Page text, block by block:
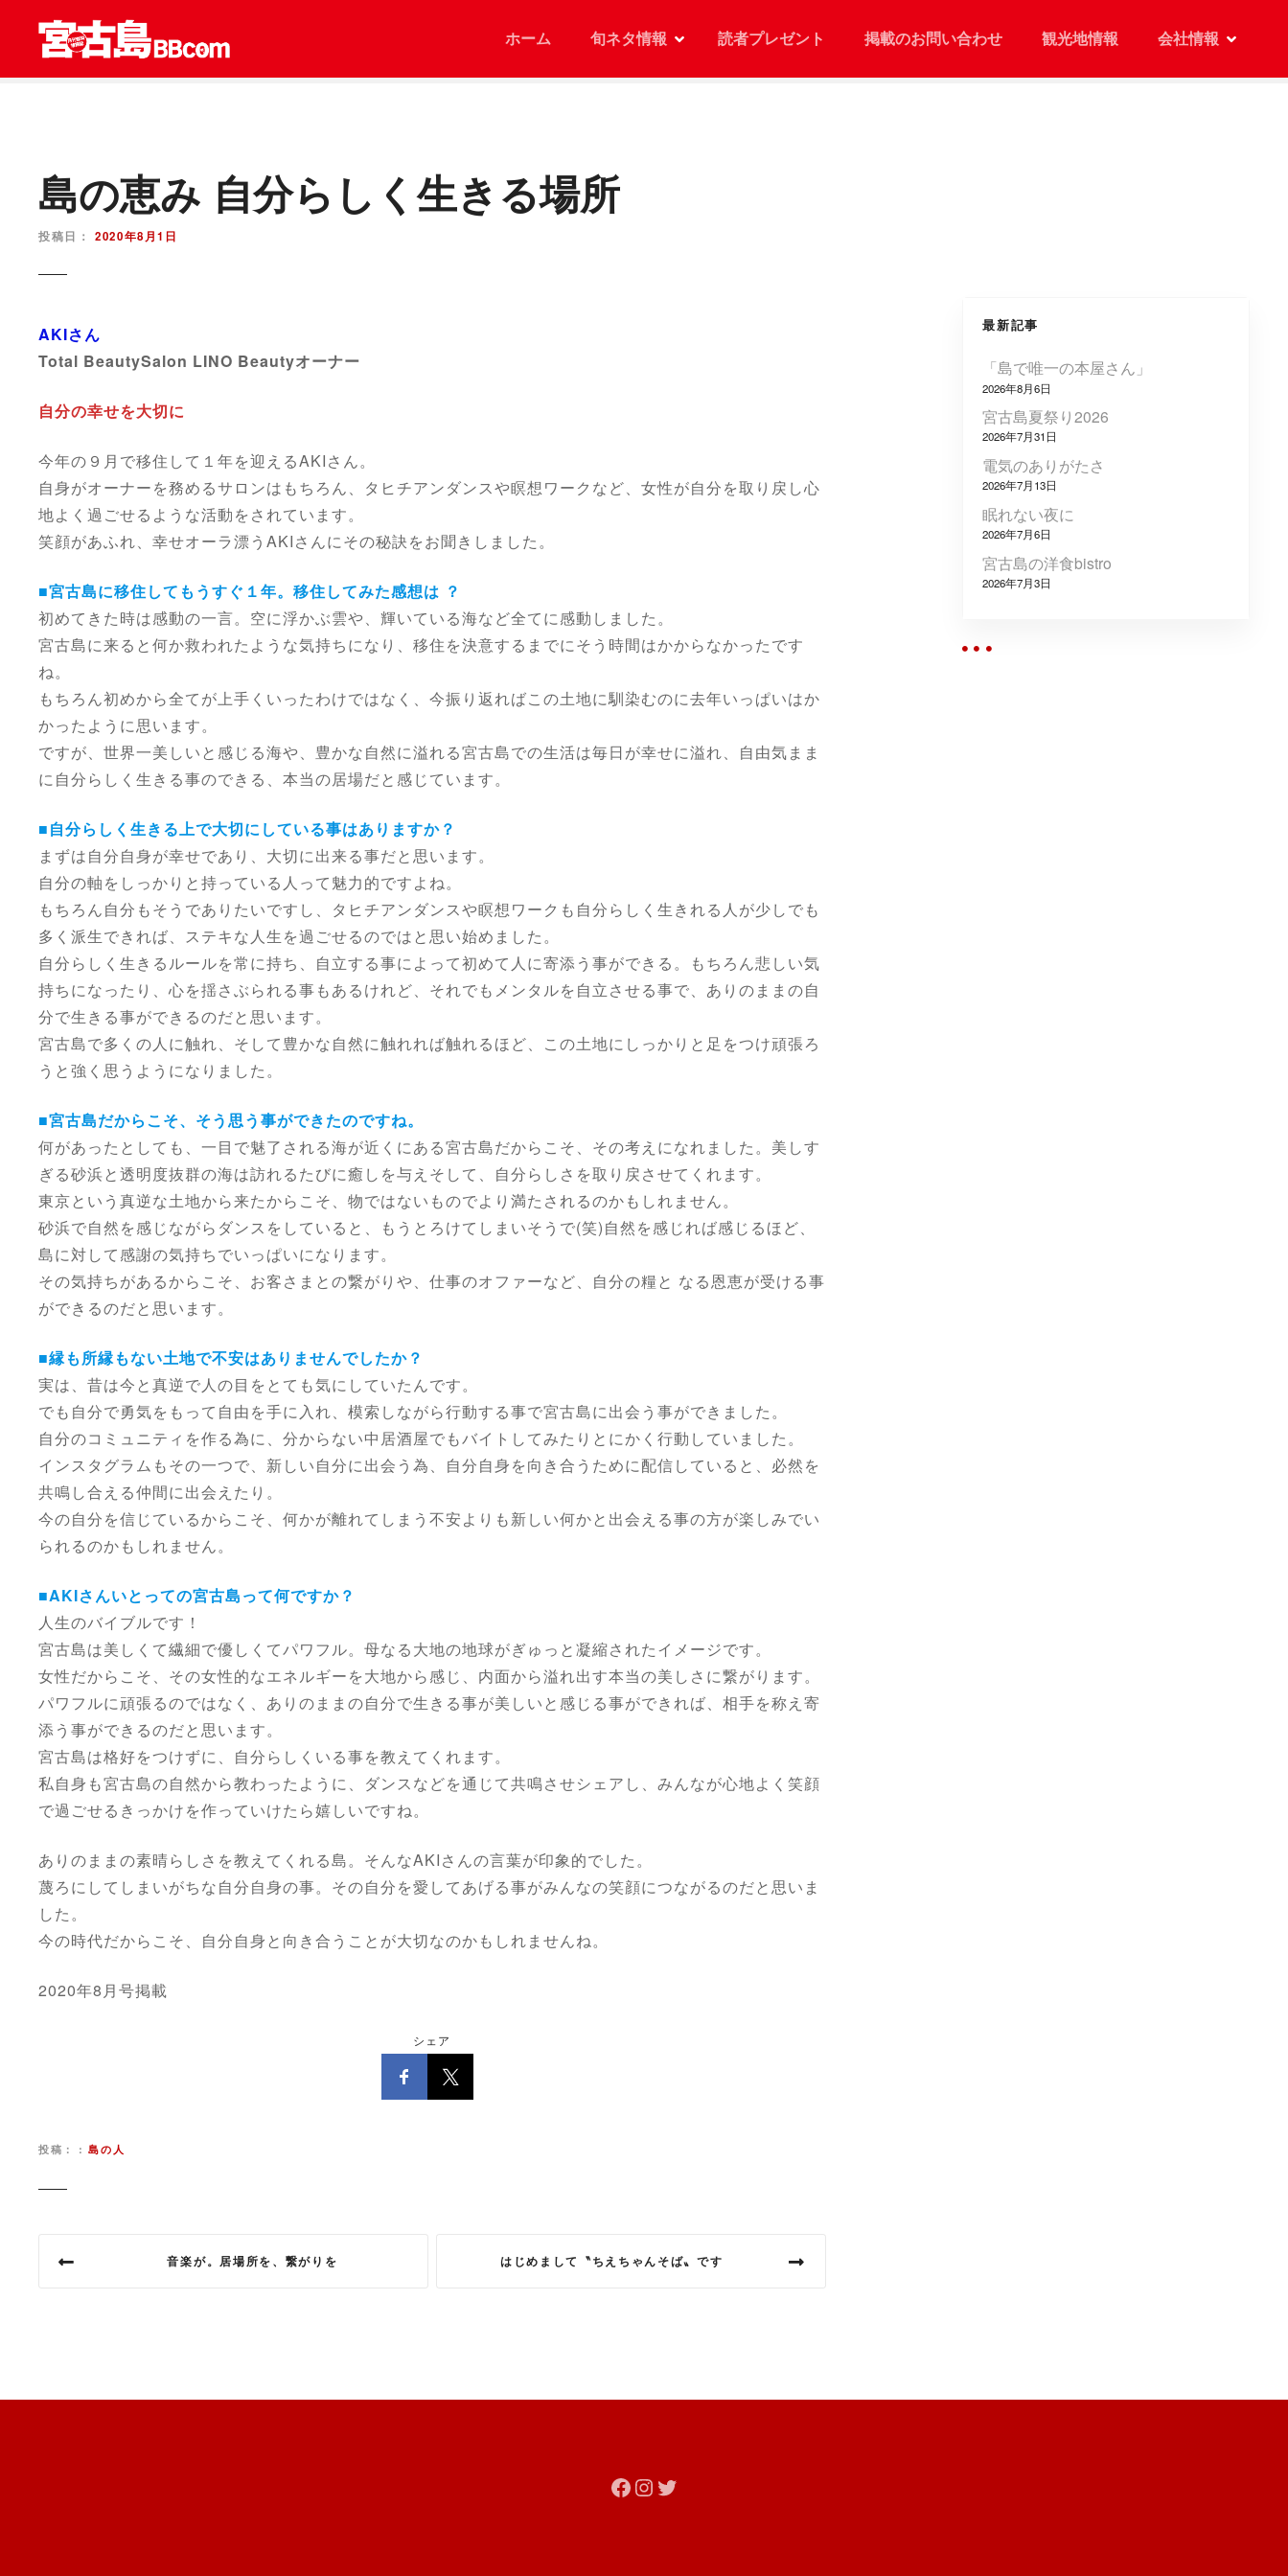
ン
ホーム 旬ネタ情報 読者プレゼント 掲載のお問い合わせ 観光地情報 会社情報
島の恵み 自分らしく生きる場所
投稿日： 2020年8月1日
AKIさん
Total BeautySalon LINO Beautyオーナー
自分の幸せを大切に
今年の９月で移住して１年を迎えるAKIさん。
自身がオーナーを務めるサロンはもちろん、タヒチアンダンスや瞑想ワークなど、女性が自分を取り戻し心
地よく過ごせるような活動をされています。
笑顔があふれ、幸せオーラ漂うAKIさんにその秘訣をお聞きしました。
■宮古島に移住してもうすぐ１年。移住してみた感想は ？
初めてきた時は感動の一言。空に浮かぶ雲や、輝いている海など全てに感動しました。
宮古島に来ると何か救われたような気持ちになり、移住を決意するまでにそう時間はかからなかったです
ね。
もちろん初めから全てが上手くいったわけではなく、今振り返ればこの土地に馴染むのに去年いっぱいはか
かったように思います。
ですが、世界一美しいと感じる海や、豊かな自然に溢れる宮古島での生活は毎日が幸せに溢れ、自由気まま
に自分らしく生きる事のできる、本当の居場だと感じています。
■自分らしく生きる上で大切にしている事はありますか？
まずは自分自身が幸せであり、大切に出来る事だと思います。
自分の軸をしっかりと持っている人って魅力的ですよね。
もちろん自分もそうでありたいですし、タヒチアンダンスや瞑想ワークも自分らしく生きれる人が少しでも
多く派生できれば、ステキな人生を過ごせるのではと思い始めました。
自分らしく生きるルールを常に持ち、自立する事によって初めて人に寄添う事ができる。もちろん悲しい気
持ちになったり、心を揺さぶられる事もあるけれど、それでもメンタルを自立させる事で、ありのままの自
分で生きる事ができるのだと思います。
宮古島で多くの人に触れ、そして豊かな自然に触れれば触れるほど、この土地にしっかりと足をつけ頑張ろ
うと強く思うようになりました。
■宮古島だからこそ、そう思う事ができたのですね。
何があったとしても、一目で魅了される海が近くにある宮古島だからこそ、その考えになれました。美しす
ぎる砂浜と透明度抜群の海は訪れるたびに癒しを与えそして、自分らしさを取り戻させてくれます。
東京という真逆な土地から来たからこそ、物ではないものでより満たされるのかもしれません。
砂浜で自然を感じながらダンスをしていると、もうとろけてしまいそうで(笑)自然を感じれば感じるほど、
島に対して感謝の気持ちでいっぱいになります。
その気持ちがあるからこそ、お客さまとの繋がりや、仕事のオファーなど、自分の糧と なる恩恵が受ける事
ができるのだと思います。
■縁も所縁もない土地で不安はありませんでしたか？
実は、昔は今と真逆で人の目をとても気にしていたんです。
でも自分で勇気をもって自由を手に入れ、模索しながら行動する事で宮古島に出会う事ができました。
自分のコミュニティを作る為に、分からない中居酒屋でもバイトしてみたりとにかく行動していました。
インスタグラムもその一つで、新しい自分に出会う為、自分自身を向き合うために配信していると、必然を
共鳴し合える仲間に出会えたり。
今の自分を信じているからこそ、何かが離れてしまう不安よりも新しい何かと出会える事の方が楽しみでい
られるのかもしれません。
■AKIさんいとっての宮古島って何ですか？
人生のバイブルです！
宮古島は美しくて繊細で優しくてパワフル。母なる大地の地球がぎゅっと凝縮されたイメージです。
女性だからこそ、その女性的なエネルギーを大地から感じ、内面から溢れ出す本当の美しさに繋がります。
パワフルに頑張るのではなく、ありのままの自分で生きる事が美しいと感じる事ができれば、相手を称え寄
添う事ができるのだと思います。
宮古島は格好をつけずに、自分らしくいる事を教えてくれます。
私自身も宮古島の自然から教わったように、ダンスなどを通じて共鳴させシェアし、みんなが心地よく笑顔
で過ごせるきっかけを作っていけたら嬉しいですね。
ありのままの素晴らしさを教えてくれる島。そんなAKIさんの言葉が印象的でした。
蔑ろにしてしまいがちな自分自身の事。その自分を愛してあげる事がみんなの笑顔につながるのだと思いま
した。
今の時代だからこそ、自分自身と向き合うことが大切なのかもしれませんね。
2020年8月号掲載
シェア
投稿： 島の人
投
ゲ
音楽が。居場所を、繋がりを はじめまして〝ちえちゃんそば〟です
最新記事
「島で唯一の本屋さん」
2026年8月6日
宮古島夏祭り2026
2026年7月31日
電気のありがたさ
2026年7月13日
眠れない夜に
2026年7月6日
宮古島の洋食bistro
2026年7月3日
Facebook Instagram Twitter